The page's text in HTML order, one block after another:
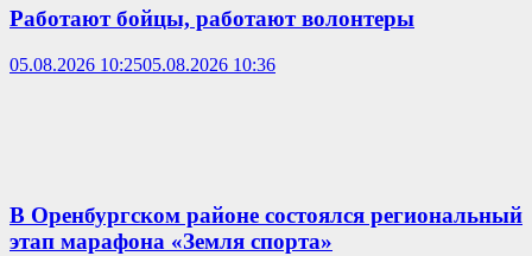
Работают бойцы, работают волонтеры
05.08.2026 10:2505.08.2026 10:36
В Оренбургском районе состоялся региональный
этап марафона «Земля спорта»